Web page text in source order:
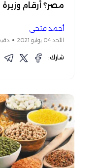
مصر؟ أرقام
أحمد فتحي
الأحد 04 يوليو 2021
شارك: